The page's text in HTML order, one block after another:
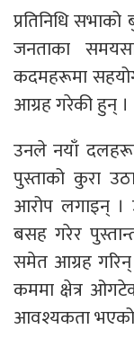
प्रतिनिधि
जनताका
कदमहरूमा
आग्रह गरेकी हुन् ।
उनले नयाँ
पुस्ताको कुरा
आरोप लगाइन् ।
बसह गरेर
समेत आग्रह गरिन्
कममा क्षेत्र
आवश्यकता भएको